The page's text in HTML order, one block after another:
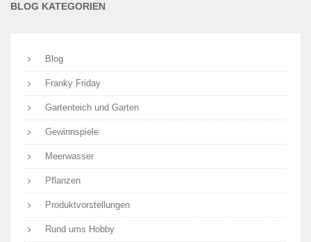
BLOG KATEGORIEN
Blog
Franky Friday
Gartenteich und Garten
Gewinnspiele
Meerwasser
Pflanzen
Produktvorstellungen
Rund ums Hobby